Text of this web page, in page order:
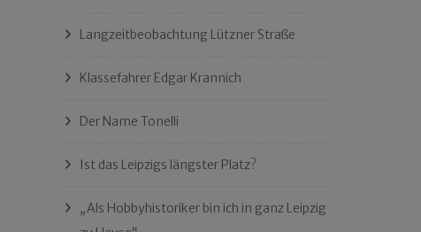
Langzeitbeobachtung Lützner Straße
Klassefahrer Edgar Krannich
Der Name Tonelli
Ist das Leipzigs längster Platz?
„Als Hobbyhistoriker bin ich in ganz Leipzig